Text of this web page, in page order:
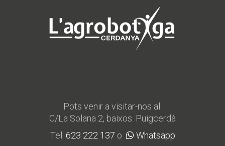
Pots venir a visitar-nos al:
C/La Solana 2, baixos. Puigcerdà
Tel: 623 222 137 o
Whatsapp